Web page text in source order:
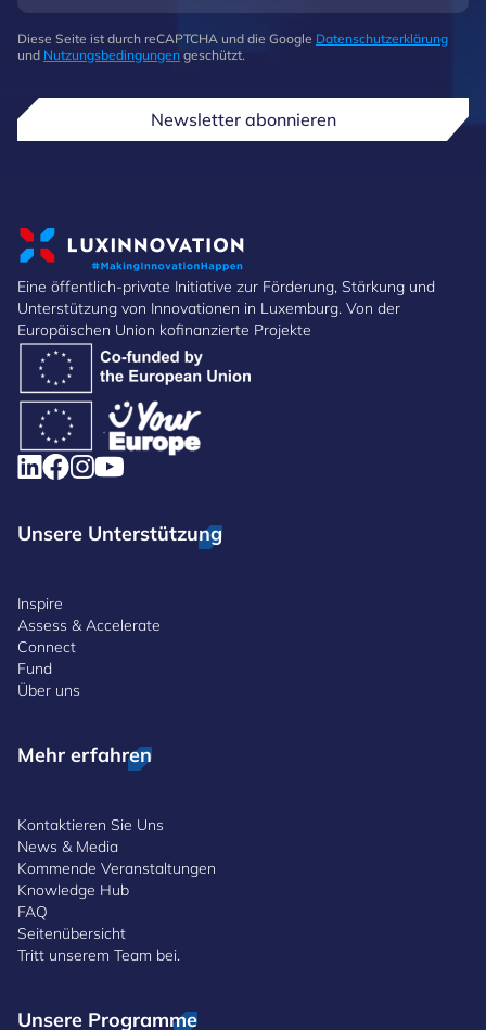
Diese Seite ist durch reCAPTCHA und die Google Datenschutzerklärung
und Nutzungsbedingungen geschützt.
Newsletter abonnieren
Eine öffentlich-private Initiative zur Förderung, Stärkung und
Unterstützung von Innovationen in Luxemburg. Von der
Europäischen Union kofinanzierte Projekte
Unsere Unterstützung
Inspire
Assess & Accelerate
Connect
Fund
Über uns
Mehr erfahren
Kontaktieren Sie Uns
News & Media
Kommende Veranstaltungen
Knowledge Hub
FAQ
Seitenübersicht
Tritt unserem Team bei.
Unsere Programme